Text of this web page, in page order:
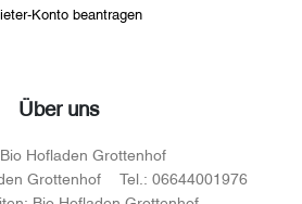
Konto beantragen
Über uns
Bio Hofladen Grottenhof
Grottenhof Tel.: 06644001976
Bio Hofladen Grottenhof